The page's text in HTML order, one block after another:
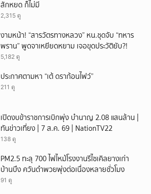
สักหยด ก็ไม่มี
2,315 ดู
งามหน้า! “สารวัตรทางหลวง” หน.ชุดจับ “ทหาร
พราน” พูดจาเหยียดหยาม เจอขุดประวัติยับ?!
5,182 ดู
ประกาศตามหา “เต้ ดราก้อนไฟว์”
211 ดู
เปิดงบข้าราชการเบิกพุ่ง บำนาญ 2.08 แสนล้าน |
ทันข่าวเที่ยง | 7 ส.ค. 69 | NationTV22
138 ดู
PM2.5 ทะลุ 700 ไฟไหม้โรงงานรีไซเคิลยางเก่า
บ้านบึง ควันดำพวยพุ่งต่อเนื่องหลายชั่วโมง
91 ดู